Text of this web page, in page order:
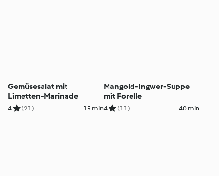
Gemüsesalat mit
Limetten-Marinade
4 (21) 15 min
Mangold-Ingwer-Suppe
mit Forelle
4 (11) 40 min